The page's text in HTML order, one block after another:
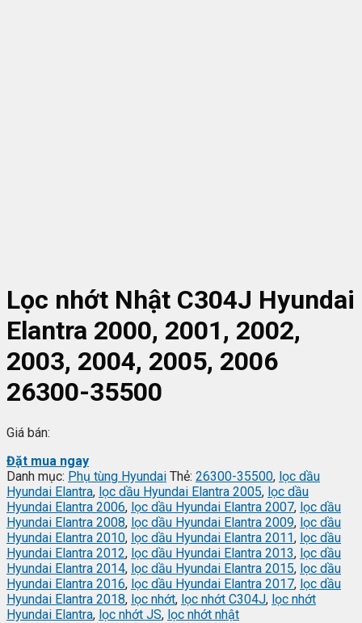
Lọc nhớt Nhật C304J Hyundai
Elantra 2000, 2001, 2002,
2003, 2004, 2005, 2006
26300-35500
Giá bán:
Đặt mua ngay
Danh mục: Phụ tùng Hyundai Thẻ: 26300-35500, lọc dầu
Hyundai Elantra, lọc dầu Hyundai Elantra 2005, lọc dầu
Hyundai Elantra 2006, lọc dầu Hyundai Elantra 2007, lọc dầu
Hyundai Elantra 2008, lọc dầu Hyundai Elantra 2009, lọc dầu
Hyundai Elantra 2010, lọc dầu Hyundai Elantra 2011, lọc dầu
Hyundai Elantra 2012, lọc dầu Hyundai Elantra 2013, lọc dầu
Hyundai Elantra 2014, lọc dầu Hyundai Elantra 2015, lọc dầu
Hyundai Elantra 2016, lọc dầu Hyundai Elantra 2017, lọc dầu
Hyundai Elantra 2018, lọc nhớt, lọc nhớt C304J, lọc nhớt
Hyundai Elantra, lọc nhớt JS, lọc nhớt nhật